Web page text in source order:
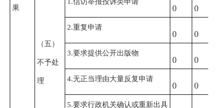
果
（五）
不予处
理
0 0
2.重复申请
0 0
3.要求提供公开出版物
0 0
4.无正当理由大量反复申请
0 0
5.要求行政机关确认或重新出具